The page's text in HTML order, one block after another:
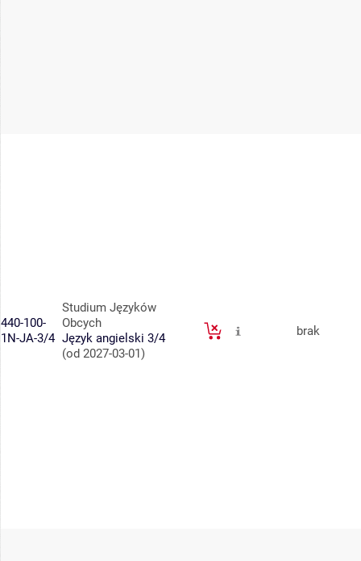
440-100-
1N-JA-3/4
Studium Języków
Obcych
Język angielski 3/4
(od 2027-03-01)
brak